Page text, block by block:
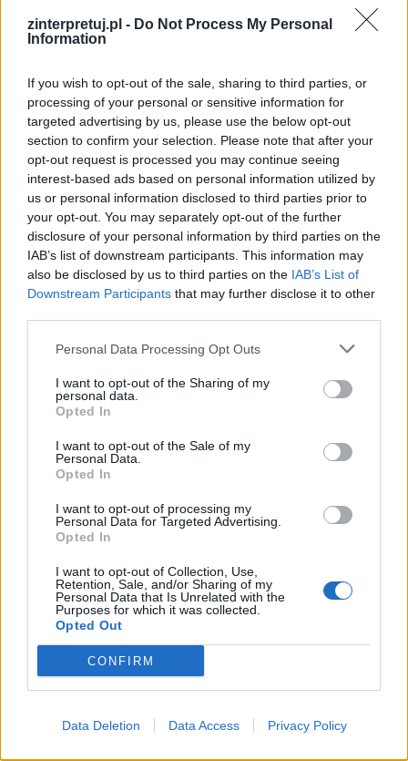
zinterpretuj.pl - Do Not Process My Personal
Information
If you wish to opt-out of the sale, sharing to third parties, or
processing of your personal or sensitive information for
targeted advertising by us, please use the below opt-out
section to confirm your selection. Please note that after your
opt-out request is processed you may continue seeing
interest-based ads based on personal information utilized by
us or personal information disclosed to third parties prior to
your opt-out. You may separately opt-out of the further
disclosure of your personal information by third parties on the
IAB’s list of downstream participants. This information may
also be disclosed by us to third parties on the IAB’s List of
Downstream Participants that may further disclose it to other
Personal Data Processing Opt Outs
I want to opt-out of the Sharing of my
personal data.
Opted In
I want to opt-out of the Sale of my
Personal Data.
Opted In
I want to opt-out of processing my
Personal Data for Targeted Advertising.
Opted In
I want to opt-out of Collection, Use,
Retention, Sale, and/or Sharing of my
Personal Data that Is Unrelated with the
Purposes for which it was collected.
Opted Out
CONFIRM
Data Deletion Data Access Privacy Policy
←Poprzedni Strona
1 … Strona
5 6
Szukaj
Szukaj